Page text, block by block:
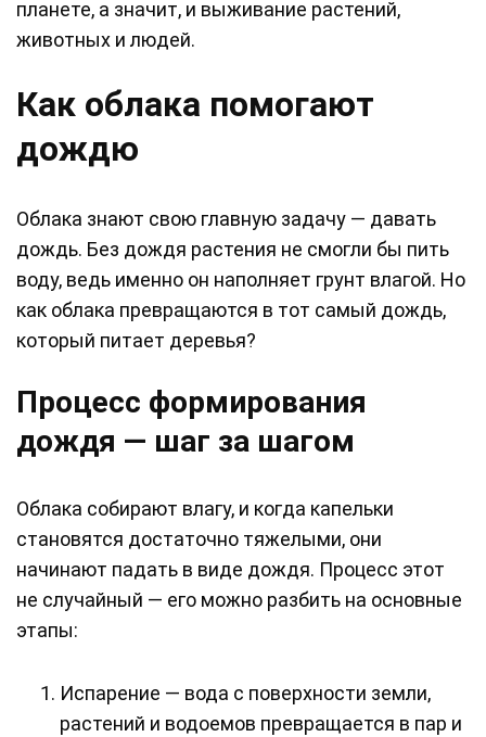
планете, а значит, и выживание растений,
животных и людей.
Как облака помогают
дождю
Облака знают свою главную задачу — давать
дождь. Без дождя растения не смогли бы пить
воду, ведь именно он наполняет грунт влагой. Но
как облака превращаются в тот самый дождь,
который питает деревья?
Процесс формирования
дождя — шаг за шагом
Облака собирают влагу, и когда капельки
становятся достаточно тяжелыми, они
начинают падать в виде дождя. Процесс этот
не случайный — его можно разбить на основные
этапы:
Испарение — вода с поверхности земли,
растений и водоемов превращается в пар и